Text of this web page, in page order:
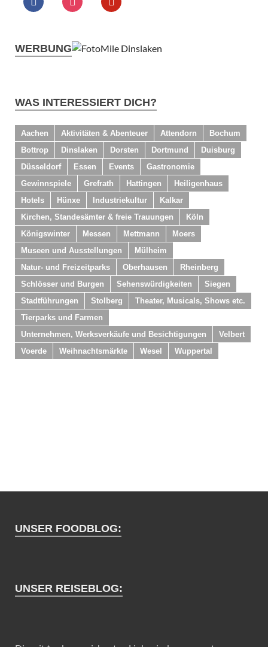
WERBUNG
WAS INTERESSIERT DICH?
Aachen Aktivitäten & Abenteuer Attendorn
Bochum
Bottrop
Dinslaken Dorsten Dortmund
Duisburg
Düsseldorf
Essen Events
Gastronomie
Gewinnspiele
Grefrath Hattingen
Heiligenhaus
Hotels
Hünxe Industriekultur
Kalkar
Kirchen, Standesämter & freie Trauungen
Köln
Königswinter
Messen Mettmann
Moers
Museen und Ausstellungen
Mülheim
Natur- und Freizeitparks
Oberhausen
Rheinberg
Schlösser und Burgen
Sehenswürdigkeiten
Siegen
Stadtführungen
Stolberg
Theater, Musicals, Shows etc.
Tierparks und Farmen
Unternehmen, Werksverkäufe und Besichtigungen
Velbert
Voerde
Weihnachtsmärkte Wesel Wuppertal
UNSER FOODBLOG:
UNSER REISEBLOG: